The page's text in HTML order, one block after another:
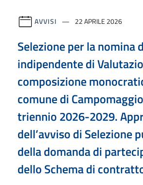
AVVISI 22 APRILE 2026
Selezione per la nomina
indipendente di
composizione
comune di
triennio 2026-2029.
dell’avviso di Selezione
della domanda di
dello Schema di